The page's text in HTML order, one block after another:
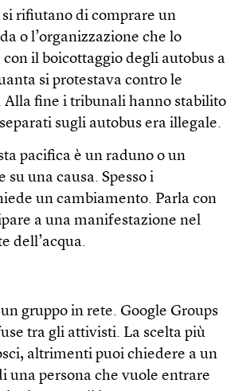
rifiutano di comprare un
o l’organizzazione che lo
il boicottaggio degli autobus a
si protestava contro le
Alla fine i tribunali hanno stabilito
sugli autobus era illegale.
pacifica è un raduno o un
una causa. Spesso i
un cambiamento. Parla con
a una manifestazione nel
dell’acqua.
gruppo in rete. Google Groups
tra gli attivisti. La scelta più
altrimenti puoi chiedere a un
una persona che vuole entrare